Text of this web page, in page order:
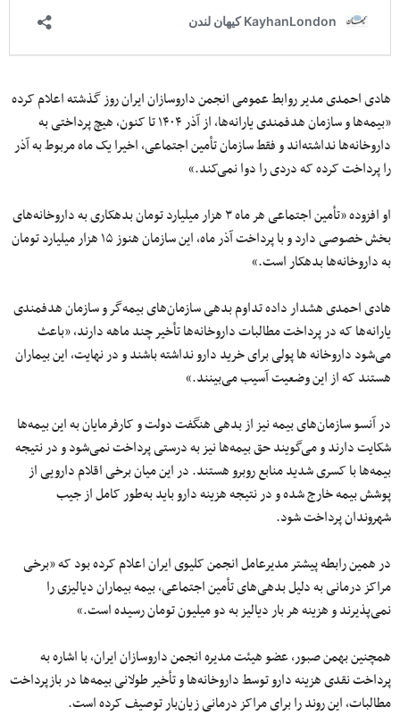
هادی احمدی مدیر روابط عمومی انجمن داروسازان ایران روز گذشته اعلام کرده
«بیمه‌ها و سازمان هدفمندی یارانه‌ها، از آذر ۱۴۰۴ تا کنون، هیچ پرداختی به
داروخانه‌ها نداشته‌اند و فقط سازمان تأمین اجتماعی، اخیرا یک ماه مربوط به آذر
را پرداخت کرده که دردی را دوا نمی‌کند.»
او افزوده «تأمین اجتماعی هر ماه ۳ هزار میلیارد تومان بدهکاری به داروخانه‌های
بخش خصوصی دارد و با پرداخت آذر ماه، این سازمان هنوز ۱۵ هزار میلیارد تومان
به داروخانه‌ها بدهکار است.»
هادی احمدی هشدار داده تداوم بدهی سازمان‌های بیمه‌گر و سازمان هدفمندی
یارانه‌ها که در پرداخت مطالبات داروخانه‌ها تأخیر چند ماهه دارند، «باعث
می‌شود داروخانه ها پولی برای خرید دارو نداشته باشند و در نهایت، این بیماران
هستند که از این وضعیت آسیب می‌بینند.»
در آنسو سازمان‌های بیمه‌ نیز از بدهی هنگفت دولت و کارفرمایان به این بیمه‌ها
شکایت دارند و می‌گویند حق بیمه‌ها نیز به درستی پرداخت نمی‌شود و در نتیجه
بیمه‌ها با کسری شدید منابع روبرو هستند. در این میان برخی اقلام دارویی از
پوشش بیمه خارج شده و در نتیجه هزینه دارو باید به‌طور کامل از جیب
شهروندان پرداخت شود.
در همین رابطه پیشتر مدیرعامل انجمن کلیوی ایران اعلام کرده بود که «برخی
مراکز درمانی به دلیل بدهی‌های تأمین اجتماعی، بیمه بیماران دیالیزی را
نمی‌پذیرند و هزینه هر بار دیالیز به دو میلیون تومان رسیده است.»
همچنین بهمن صبور، عضو هیئت‌ مدیره انجمن داروسازان ایران، با اشاره به
پرداخت نقدی هزینه دارو توسط داروخانه‌ها و تأخیر طولانی بیمه‌ها در بازپرداخت
مطالبات، این روند را برای مراکز درمانی زیان‌بار توصیف کرده است.